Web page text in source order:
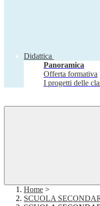
Didattica
Panoramica
Offerta formativa
I progetti delle
Home >
SCUOLA